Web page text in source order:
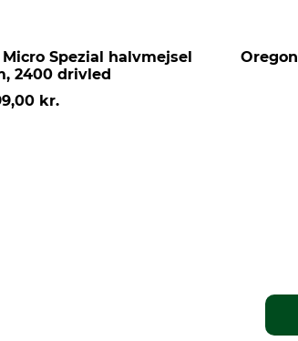
Spezial halvmejsel
2400 drivled
kr.